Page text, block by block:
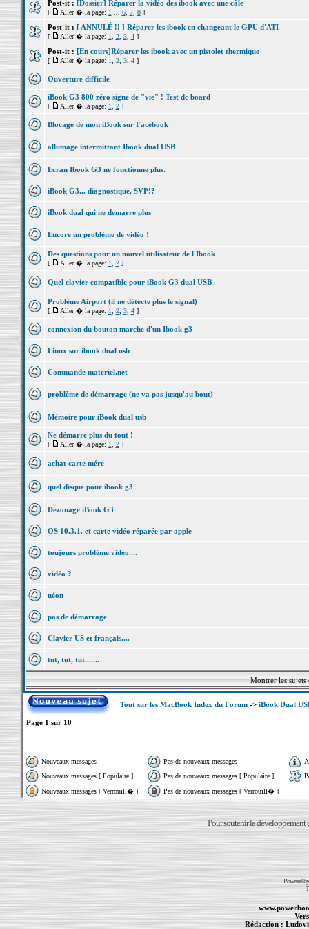
Post-it : [Dossier] Réparer la vidéo des ibook avec une câle
[ Aller � la page: 1 6, 7, 8]
Post-it : [ ANNULÉ !! ] Réparer les ibook en changeant le GPU d'ATI
[ Aller � la page: 1 2, 3, 4]
Post-it : [En cours]Réparer les ibook avec un pistolet thermique
[ Aller � la page: 1 2, 3, 4]
Ouverture difficile
iBook G3 800 zéro signe de "vie" ! Test dc board
[ Aller � la page: 1 2]
Blocage de mon iBook sur Facebook
allumage intermittant Ibook dual USB
Ecran Ibook G3 ne fonctionne plus.
iBook G3... diagnostique, SVP!?
iBook dual qui ne demarre plus
Encore un problème de vidéo !
Des questions pour un nouvel utilisateur de l'Ibook
[ Aller � la page: 1 2]
Quel clavier compatible pour iBook G3 dual USB
Problème Airport (il ne détecte plus le signal)
[ Aller � la page: 1 2, 3, 4]
connexion du bouton marche d'un Ibook g3
Linux sur ibook dual usb
Commande materiel.net
problème de démarrage (ne va pas jusqu'au bout)
Mémoire pour iBook dual usb
Ne démarre plus du tout !
[ Aller � la page: 1 2]
achat carte mére
quel disque pour ibook g3
Dezonage iBook G3
OS 10.3.1. et carte vidéo réparée par apple
toujours probléme vidéo....
vidéo ?
néon
pas de démarrage
Clavier US et français....
tut, tut, tut.......
Montrer les
Tout sur les MacBook Index du Forum-> iBook Dual
Page 1 sur 10
Nouveaux messages Pas de nouveaux messages
Nouveaux messages [ Populaire ]
Pas de nouveaux messages [ Populaire ]
Nouveaux messages [ Verrouill� ]
Pas de nouveaux messages [ Verrouill� ]
Pour soutenir le développement
Powered
Rédaction :